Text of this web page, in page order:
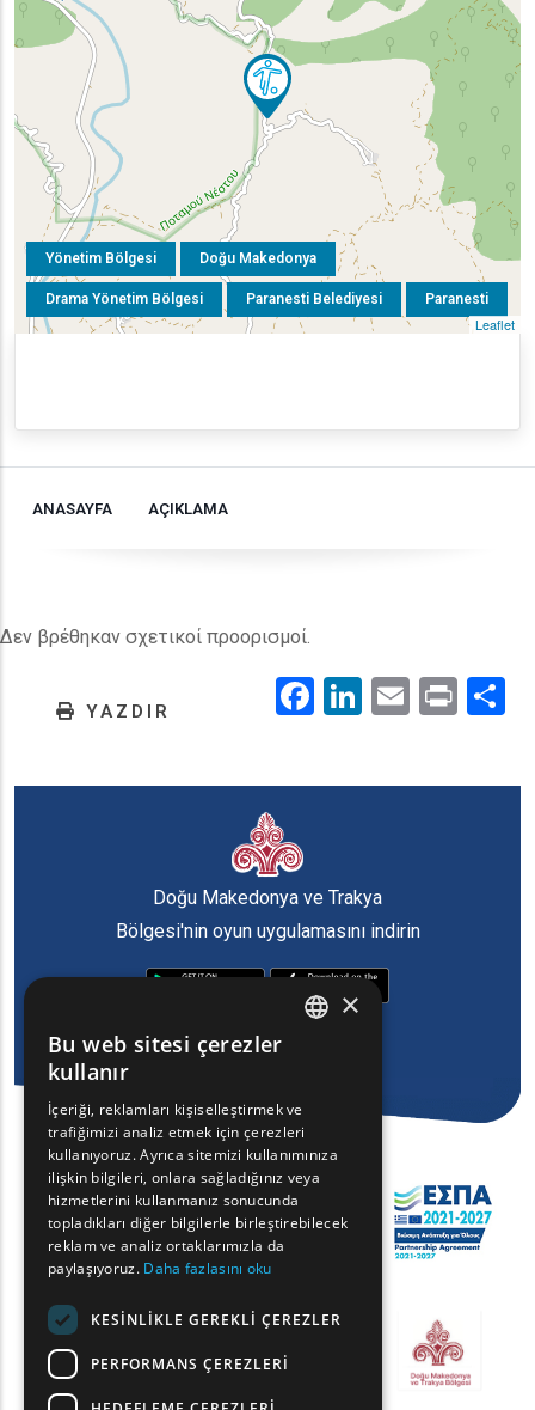
Yönetim Bölgesi Doğu Makedonya
Drama Yönetim Bölgesi Paranesti Belediyesi Paranesti
Leaflet
ANASAYFA AÇIKLAMA
Δεν βρέθηκαν σχετικοί προορισμοί.
YAZDIR Facebook
LinkedIn
EmailPrint
Doğu Makedonya ve Trakya
Bölgesi'nin oyun uygulamasını indirin
FRENCH
BULGARIAN
GERMAN
×
Bu web sitesi çerezler
kullanır
İçeriği, reklamları kişiselleştirmek ve
trafiğimizi analiz etmek için çerezleri
kullanıyoruz. Ayrıca sitemizi kullanımınıza
ilişkin bilgileri, onlara sağladığınız veya
hizmetlerini kullanmanız sonucunda
topladıkları diğer bilgilerle birleştirebilecek
reklam ve analiz ortaklarımızla da
paylaşıyoruz. Daha fazlasını oku
KESINLIKLE GEREKLI ÇEREZLER
PERFORMANS ÇEREZLERI